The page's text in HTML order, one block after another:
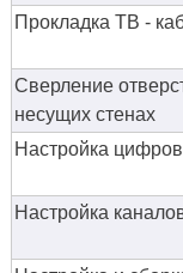
Прокладка ТВ -
Сверление
несущих стенах
Настройка
Настройка